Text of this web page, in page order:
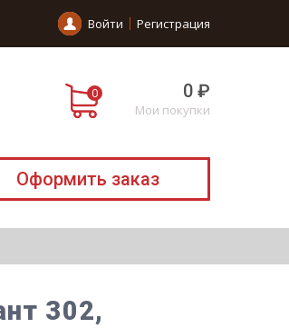
Войти Регистрация
0 ₽
Мои покупки
Оформить заказ
302,